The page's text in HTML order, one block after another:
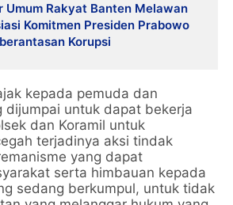
Umum Rakyat Banten Melawan
Komitmen Presiden Prabowo
Korupsi
kepada pemuda dan
dijumpai untuk dapat bekerja
dan Koramil untuk
terjadinya aksi tindak
yang dapat
serta himbauan kepada
sedang berkumpul, untuk tidak